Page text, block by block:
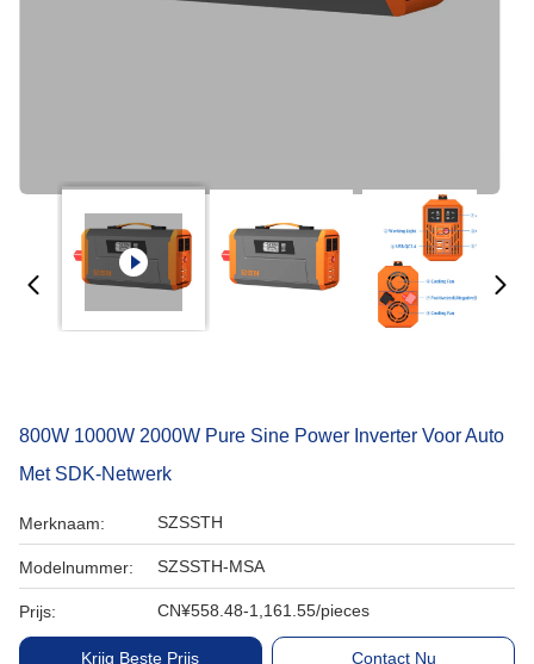
800W 1000W 2000W Pure Sine Power Inverter Voor Auto
Met SDK-Netwerk
Merknaam: SZSSTH
Modelnummer: SZSSTH-MSA
Prijs: CN¥558.48-1,161.55/pieces
Krijg Beste Prijs Contact Nu